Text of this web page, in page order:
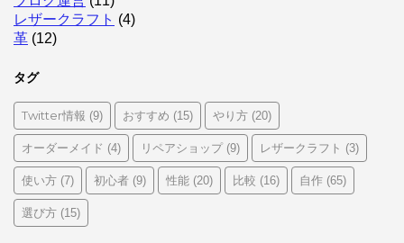
レザークラフト (4)
革 (12)
タグ
Twitter情報 (9) おすすめ (15) やり方 (20)
オーダーメイド (4) リペアショップ(9) レザークラフト (3)
使い方 (7) 初心者 (9) 性能 (20) 比較 (16) 自作 (65)
選び方 (15)